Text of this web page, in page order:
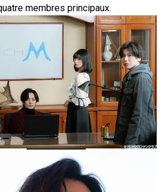
membres principaux.